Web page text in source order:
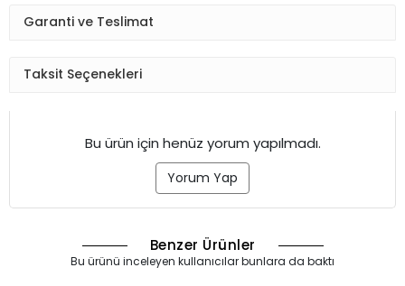
Garanti ve Teslimat
Taksit Seçenekleri
Bu ürün için henüz yorum yapılmadı.
Yorum Yap
Benzer Ürünler
Bu ürünü inceleyen kullanıcılar bunlara da baktı